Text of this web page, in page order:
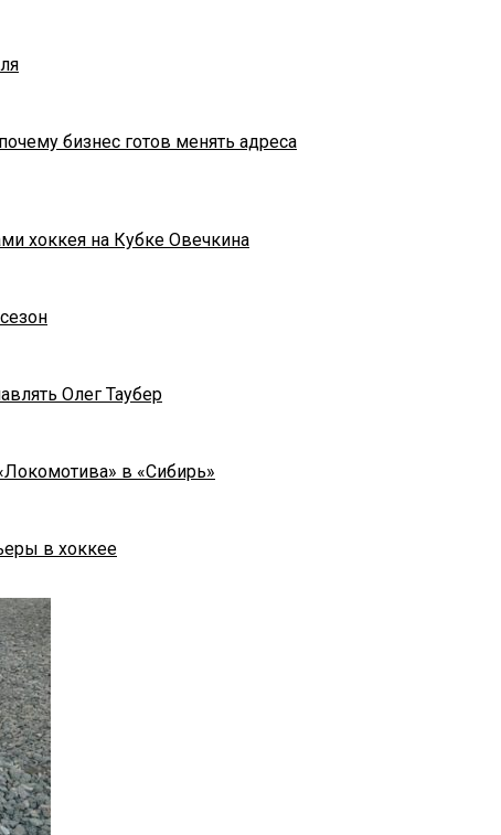
бизнес готов менять адреса
хоккея на Кубке Овечкина
Олег Таубер
в «Сибирь»
в хоккее